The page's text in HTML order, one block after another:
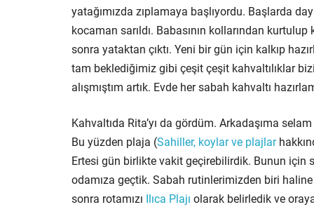
yatağımızda zıplamaya başlıyordu. Başlarda
kocaman sarıldı. Babasının kollarından
sonra yataktan çıktı. Yeni bir gün için kalkıp
tam beklediğimiz gibi çeşit çeşit kahvaltılıklar bizi
alışmıştım artık. Evde her sabah kahvaltı
Kahvaltıda Rita’yı da gördüm. Arkadaşıma
Bu yüzden plaja (Sahiller, koylar ve plajlar
Ertesi gün birlikte vakit geçirebilirdik. Bunun için
odamıza geçtik. Sabah rutinlerimizden biri
sonra rotamızı Ilıca Plajı olarak belirledik ve